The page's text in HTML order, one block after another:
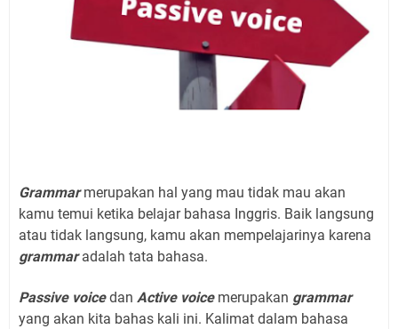
Grammarmerupakan hal yang mau tidak mau akan
kamu temui ketika belajar bahasa Inggris. Baik langsung
atau tidak langsung, kamu akan mempelajarinya karena
grammaradalah tata bahasa.
Passive voicedan Active voicemerupakan grammar
yang akan kita bahas kali ini. Kalimat dalam bahasa